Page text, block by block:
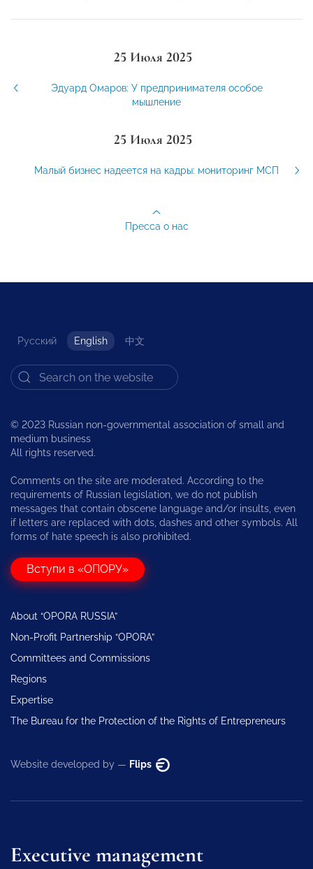
25 Июля 2025
Эдуард Омаров: У предпринимателя особое
мышление
25 Июля 2025
Малый бизнес надеется на кадры: мониторинг МСП
Пресса о нас
Русский English 中文
© 2023 Russian non-governmental association of small and
medium business
All rights reserved.
Comments on the site are moderated. According to the
requirements of Russian legislation, we do not publish
messages that contain obscene language and/or insults, even
if letters are replaced with dots, dashes and other symbols. All
forms of hate speech is also prohibited.
Вступи в «ОПОРУ»
About “OPORA RUSSIA”
Non-Profit Partnership “OPORA”
Committees and Commissions
Regions
Expertise
The Bureau for the Protection of the Rights of Entrepreneurs
Website developed by — Flips
Executive management